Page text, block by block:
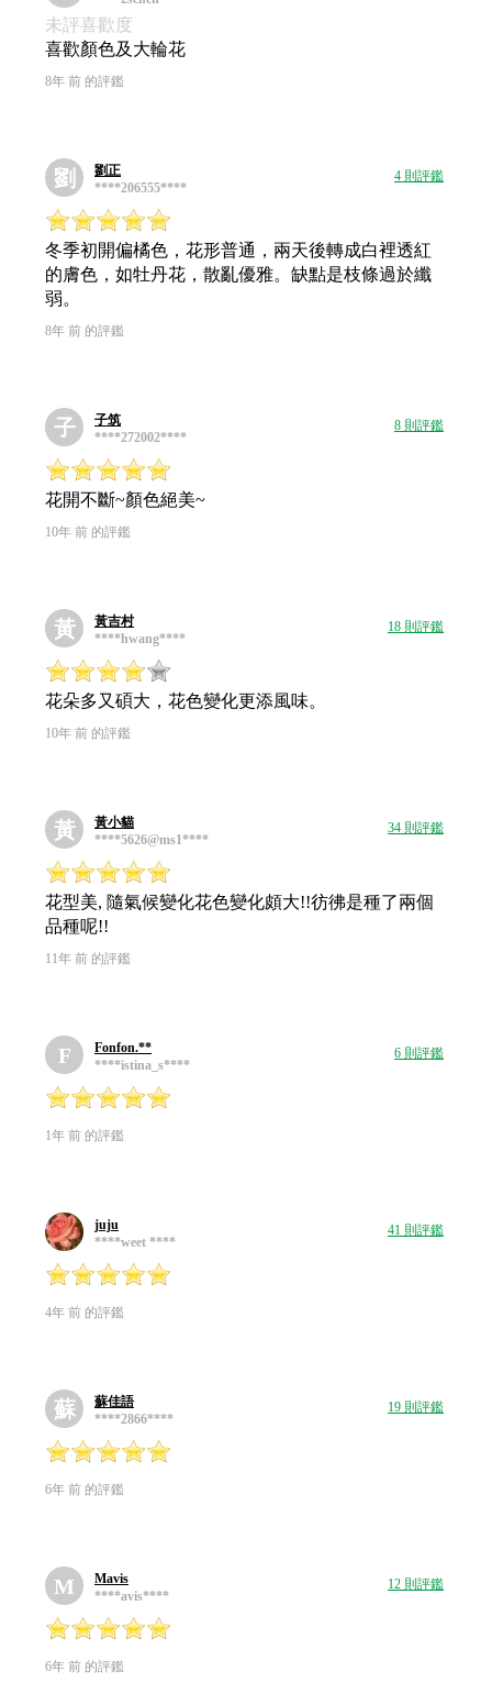
未評喜歡度
喜歡顏色及大輪花
8年 前 的評鑑
劉
劉正
****206555****
4 則評鑑
冬季初開偏橘色，花形普通，兩天後轉成白裡透紅
的膚色，如牡丹花，散亂優雅。缺點是枝條過於纖
弱。
8年 前 的評鑑
子
子筑
****272002****
8 則評鑑
花開不斷~顏色絕美~
10年 前 的評鑑
黃
黃吉村
****hwang****
18 則評鑑
花朵多又碩大，花色變化更添風味。
10年 前 的評鑑
黃
黃小貓
****5626@ms1****
34 則評鑑
花型美, 隨氣候變化花色變化頗大!!彷彿是種了兩個
品種呢!!
11年 前 的評鑑
F
Fonfon.**
****istina_s****
6 則評鑑
1年 前 的評鑑
juju
****weet ****
41 則評鑑
4年 前 的評鑑
蘇
蘇佳語
****2866****
19 則評鑑
6年 前 的評鑑
M
Mavis
****avis****
12 則評鑑
6年 前 的評鑑